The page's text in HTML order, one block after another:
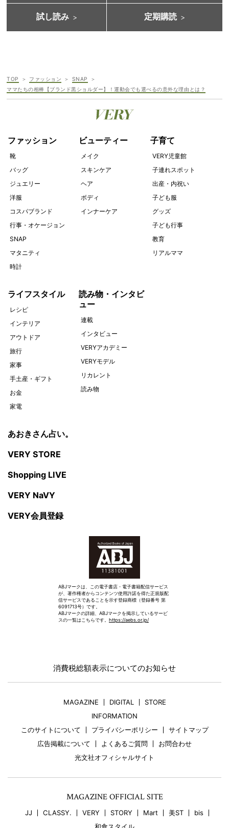
試し読み 定期購読
TOP ファッション
SNAP
ママたちの相棒【ブランド黒ショルダー】！運動会でも選べるの意外な理由とは？
ファッション
靴
バッグ
ジュエリー
洋服
コスパブランド
行事・オケージョン
SNAP
マタニティ
時計
ビューティー
メイク
スキンケア
ヘア
ボディ
インナーケア
子育て
VERY児童館
子連れスポット
出産・内祝い
子ども服
グッズ
子ども行事
教育
リアルママ
ライフスタイル
レシピ
インテリア
アウトドア
旅行
家事
手土産・ギフト
お金
家電
読み物・インタビ
ュー
連載
インタビュー
VERYアカデミー
VERYモデル
リカレント
読み物
あおきさん占い。
VERY STORE
Shopping LIVE
VERY NaVY
VERY会員登録
ABJマークは、この電子書店・電子書籍配信サービス
が、著作権者からコンテンツ使用許諾を得た正規版配
信サービスであることを示す登録商標（登録番号 第
6091713号）です。
ABJマークの詳細、ABJマークを掲示しているサービ
スの一覧はこちらです。 https://aebs.or.jp/
消費税総額表示についてのお知らせ
MAGAZINE DIGITAL
STORE
INFORMATION
このサイトについて
プライバシーポリシー
サイトマップ
広告掲載について
よくあるご質問
お問合わせ
光文社オフィシャルサイト
MAGAZINE OFFICIAL SITE
JJ CLASSY. VERY STORY Mart 美ST
bis
和食スタイル